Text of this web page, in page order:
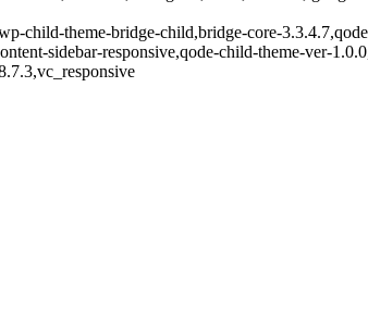
child-theme-bridge-child,bridge-core-
sidebar-responsive,qode-child-theme-ver-